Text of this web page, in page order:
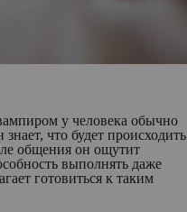
у человека обычно
что будет происходить
общения он ощутит
выполнять даже
готовиться к таким